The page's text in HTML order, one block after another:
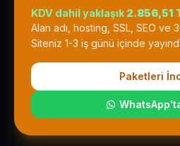
KDV dahil yaklaşık 2.856,51
Alan adı, hosting, SSL, SEO ve
Siteniz 1-3 iş günü içinde
Paketleri